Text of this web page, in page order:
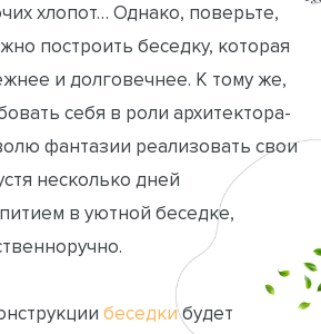
хлопот… Однако, поверьте,
построить беседку, которая
и долговечнее. К тому же,
себя в роли архитектора-
фантазии реализовать свои
несколько дней
в уютной беседке,
беседкибудет